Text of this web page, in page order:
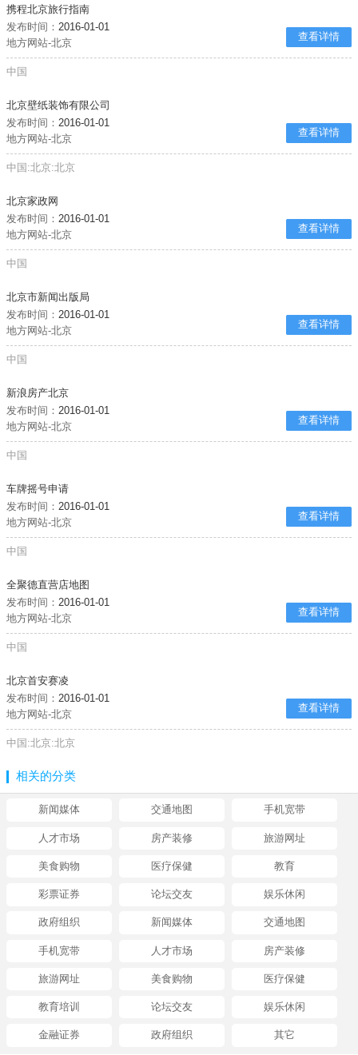
携程北京旅行指南
发布时间：2016-01-01
地方网站-北京
查看详情
中国
北京壁纸装饰有限公司
发布时间：2016-01-01
地方网站-北京
查看详情
中国:北京:北京
北京家政网
发布时间：2016-01-01
地方网站-北京
查看详情
中国
北京市新闻出版局
发布时间：2016-01-01
地方网站-北京
查看详情
中国
新浪房产北京
发布时间：2016-01-01
地方网站-北京
查看详情
中国
车牌摇号申请
发布时间：2016-01-01
地方网站-北京
查看详情
中国
全聚德直营店地图
发布时间：2016-01-01
地方网站-北京
查看详情
中国
北京首安赛凌
发布时间：2016-01-01
地方网站-北京
查看详情
中国:北京:北京
相关的分类
新闻媒体 交通地图 手机宽带
人才市场 房产装修 旅游网址
美食购物 医疗保健 教育
彩票证券 论坛交友 娱乐休闲
政府组织 新闻媒体 交通地图
手机宽带 人才市场 房产装修
旅游网址 美食购物 医疗保健
教育培训 论坛交友 娱乐休闲
金融证券 政府组织 其它